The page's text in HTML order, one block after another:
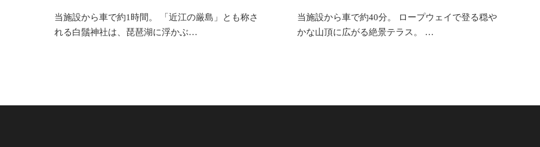
当施設から車で約1時間。 「近江の厳島」とも称さ
れる白鬚神社は、琵琶湖に浮かぶ…
当施設から車で約40分。 ロープウェイで登る穏や
かな山頂に広がる絶景テラス。 …